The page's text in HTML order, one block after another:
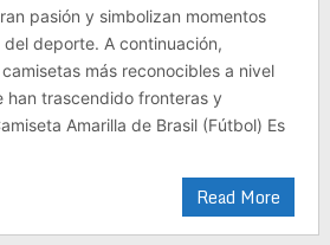
pasión y simbolizan momentos
deporte. A continuación,
más reconocibles a nivel
han trascendido fronteras y
Amarilla de Brasil (Fútbol) Es
Read More